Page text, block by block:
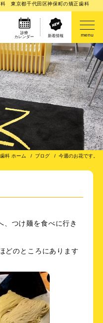
東京都千代田区神保町の矯正歯科
診療
カレンダー
新着情報 menu
科 ホーム ブログ 今週のお花です。
、つけ麺を食べに行き
どのところにあります